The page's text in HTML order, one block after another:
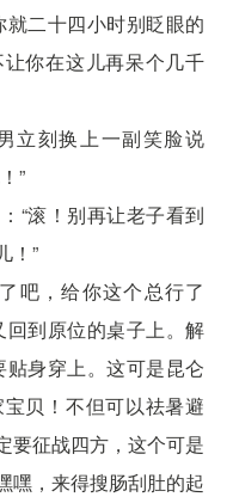
二十四小时别眨眼的
你在这儿再呆个几千
立刻换上一副笑脸说
”
“滚！别再让老子看到
！”
吧，给你这个总行了
回到原位的桌子上。解
身穿上。这可是昆仑
贝！不但可以祛暑避
要征战四方，这个可是
嘿，来得搜肠刮肚的起